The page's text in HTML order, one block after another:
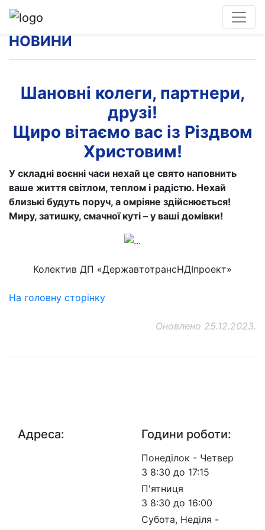
НОВИНИ
Шановні колеги, партнери,
друзі!
Щиро вітаємо вас із Різдвом
Христовим!
У складні воєнні часи нехай це свято наповнить
ваше життя світлом, теплом і радістю. Нехай
близькі будуть поруч, а омріяне здійснюється!
Миру, затишку, смачної куті – у ваші домівки!
Колектив ДП «ДержавтотрансНДІпроект»
На головну сторінку
Оновлено 25.12.2023.
Адреса: Години роботи:
Понеділок - Четвер
З 8:30 до 17:15
П'ятниця
З 8:30 до 16:00
Субота, Неділя -